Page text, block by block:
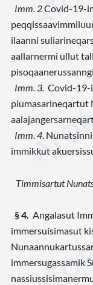
Imm. 2Covid-19-
ilaanni
aallarnermi ullut
Imm. 3. Covid-
piumasarineqartut
Imm. 4.
immikkut
Timmisartut
§ 4. Angalasut
immersuisimasut
immersugassamik